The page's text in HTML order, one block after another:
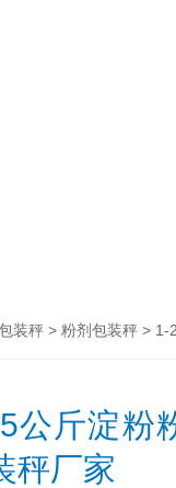
装秤 > 粉剂包装秤 > 1-
公斤淀粉
秤厂家